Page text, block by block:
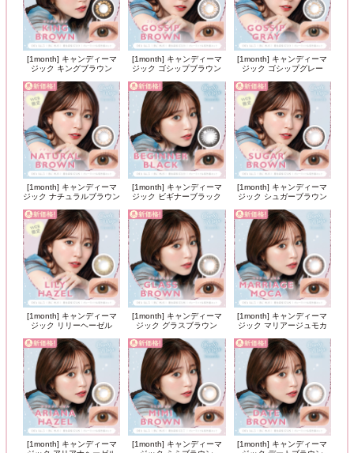
[1month] キャンディーマ
ジック キングブラウン
[1month] キャンディーマ
ジック ゴシップブラウン
[1month] キャンディーマ
ジック ゴシップグレー
[1month] キャンディーマ
ジック ナチュラルブラウン
[1month] キャンディーマ
ジック ビギナーブラック
[1month] キャンディーマ
ジック シュガーブラウン
[1month] キャンディーマ
ジック リリーヘーゼル
[1month] キャンディーマ
ジック グラスブラウン
[1month] キャンディーマ
ジック マリアージュモカ
[1month] キャンディーマ
[1month] キャンディーマ
[1month] キャンディーマ